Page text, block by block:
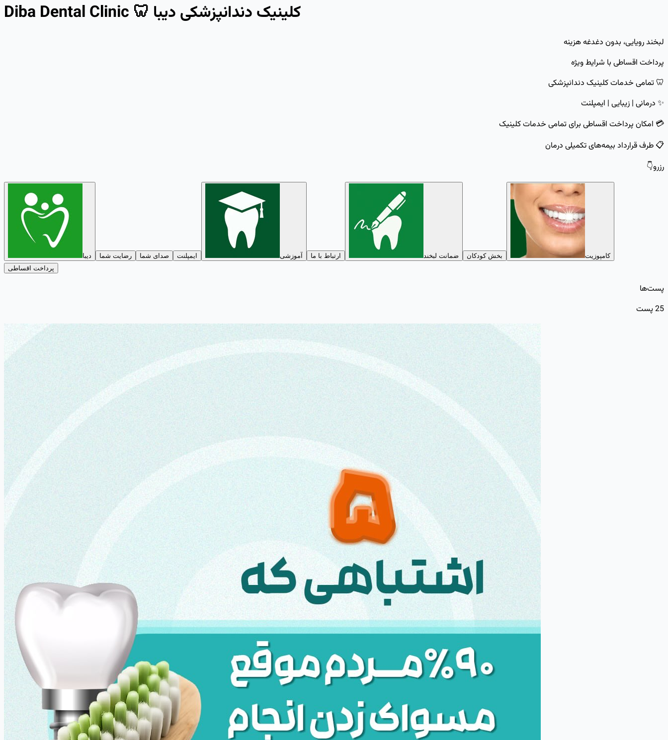
Diba Dental Clinic 🦷 کلینیک دندانپزشکی دیبا
لبخند رویایی، بدون دغدغه هزینه
پرداخت اقساطی با شرایط ویژه
🦷 تمامی خدمات کلینیک دندانپزشکی
✨ درمانی | زیبایی | ایمپلنت
💳 امکان پرداخت اقساطی برای تمامی خدمات کلینیک
📋 طرف قرارداد بیمه‌های تکمیلی درمان
رزرو👇
دیبا رضایت شما صدای شما ایمپلنت آموزشی ارتباط با ما ضمانت لبخند بخش کودکان
کامپوزیت
پرداخت اقساطی
پست‌ها
25پست